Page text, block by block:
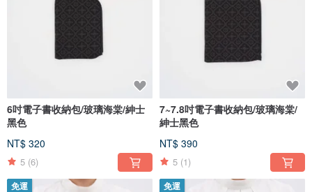
6吋電子書收納包/玻璃海棠/紳士
黑色
NT$ 320
5 (6)
7~7.8吋電子書收納包/玻璃海棠/
紳士黑色
NT$ 390
5 (1)
免運 免運